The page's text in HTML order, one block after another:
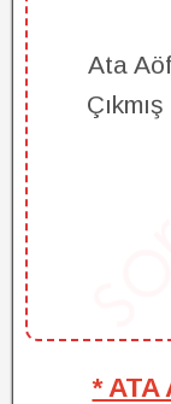
Ata
*